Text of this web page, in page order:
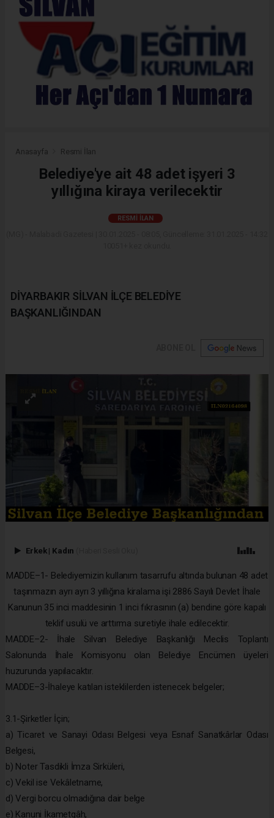
Anasayfa Resmi İlan
Belediye'ye ait 48 adet işyeri 3
yıllığına kiraya verilecektir
RESMI İLAN
DİYARBAKIR SİLVAN İLÇE BELEDİYE
BAŞKANLIĞINDAN
Erkek | Kadın
MADDE–1- Belediyemizin kullanım tasarrufu altında bulunan 48 adet
taşınmazın ayrı ayrı 3 yıllığına kiralama işi 2886 Sayılı Devlet İhale
Kanunun 35 inci maddesinin 1 inci fıkrasının (a) bendine göre kapalı
teklif usulü ve arttırma suretiyle ihale edilecektir.
MADDE–2- İhale Silvan Belediye Başkanlığı Meclis Toplantı
Salonunda İhale Komisyonu olan Belediye Encümen üyeleri
huzurunda yapılacaktır.
MADDE–3-İhaleye katılan isteklilerden istenecek belgeler;
3.1-Şirketler İçin;
a) Ticaret ve Sanayi Odası Belgesi veya Esnaf Sanatkârlar Odası
Belgesi,
b) Noter Tasdikli İmza Sirküleri,
c) Vekil ise Vekâletname,
d) Vergi borcu olmadığına dair belge
e) Kanuni İkametgâh,